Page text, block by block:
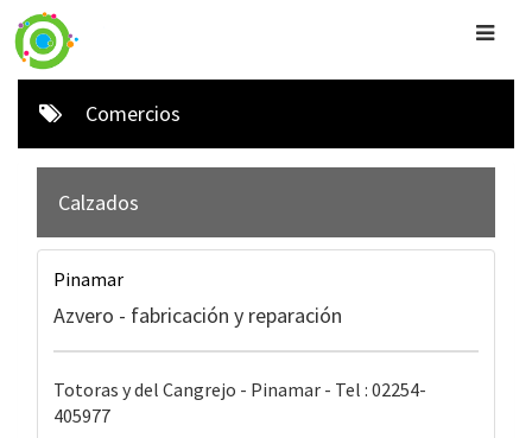
Comercios
Calzados
Pinamar
Azvero - fabricación y reparación
Totoras y del Cangrejo - Pinamar - Tel : 02254-
405977